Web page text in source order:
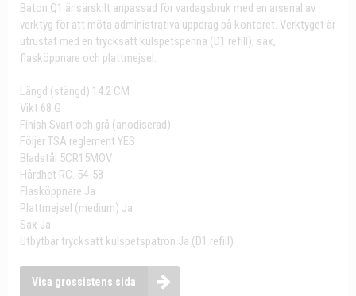
Baton Q1 är särskilt anpassad för vardagsbruk med en arsenal av
verktyg för att möta administrativa uppdrag på kontoret. Verktyget är
utrustat med en trycksatt kulspetspenna (D1 refill), sax,
flasköppnare och plattmejsel.
Längd (stängd) 14.2 CM
Vikt 68 G
Finish Svart och grå (anodiserad)
Följer TSA reglement YES
Bladstål 5CR15MOV
Hårdhet RC. 54-58
Flasköppnare Ja
Plattmejsel (medium) Ja
Sax Ja
Utbytbar trycksatt kulspetspatron Ja (D1 refill)
Visa grossistens sida